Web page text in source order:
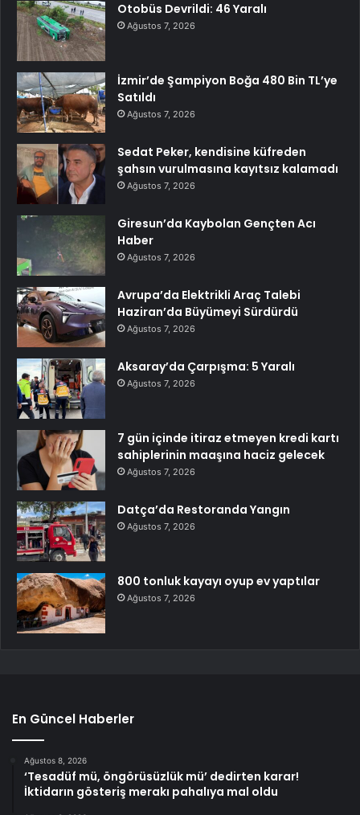
Otobüs Devrildi: 46 Yaralı
Ağustos 7, 2026
İzmir’de Şampiyon Boğa 480 Bin TL’ye
Satıldı
Ağustos 7, 2026
Sedat Peker, kendisine küfreden
şahsın vurulmasına kayıtsız kalamadı
Ağustos 7, 2026
Giresun’da Kaybolan Gençten Acı
Haber
Ağustos 7, 2026
Avrupa’da Elektrikli Araç Talebi
Haziran’da Büyümeyi Sürdürdü
Ağustos 7, 2026
Aksaray’da Çarpışma: 5 Yaralı
Ağustos 7, 2026
7 gün içinde itiraz etmeyen kredi kartı
sahiplerinin maaşına haciz gelecek
Ağustos 7, 2026
Datça’da Restoranda Yangın
Ağustos 7, 2026
800 tonluk kayayı oyup ev yaptılar
Ağustos 7, 2026
En Güncel Haberler
Ağustos 8, 2026
‘Tesadüf mü, öngörüsüzlük mü’ dedirten karar!
İktidarın gösteriş merakı pahalıya mal oldu